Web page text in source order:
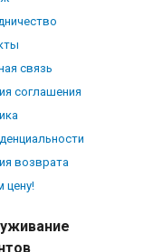
связь
соглашения
возврата
цену!